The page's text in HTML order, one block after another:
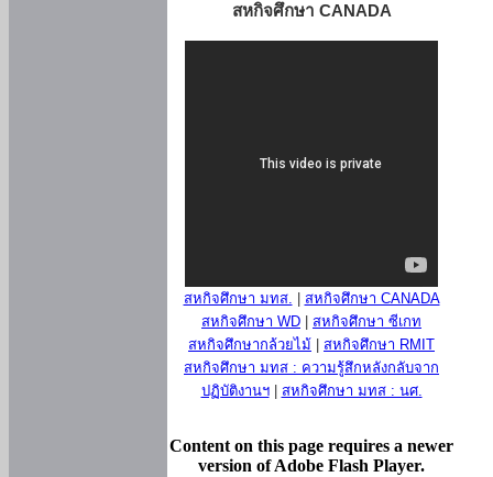
สหกิจศึกษา CANADA
สหกิจศึกษา มทส.
สหกิจศึกษา CANADA
สหกิจศึกษา WD
สหกิจศึกษา ซีเกท
สหกิจศึกษากล้วยไม้
สหกิจศึกษา RMIT
สหกิจศึกษา มทส : ความรู้สึกหลังกลับจาก
ปฏิบัติงานฯ| สหกิจศึกษา มทส : นศ.
Content on this page requires a newer
version of Adobe Flash Player.